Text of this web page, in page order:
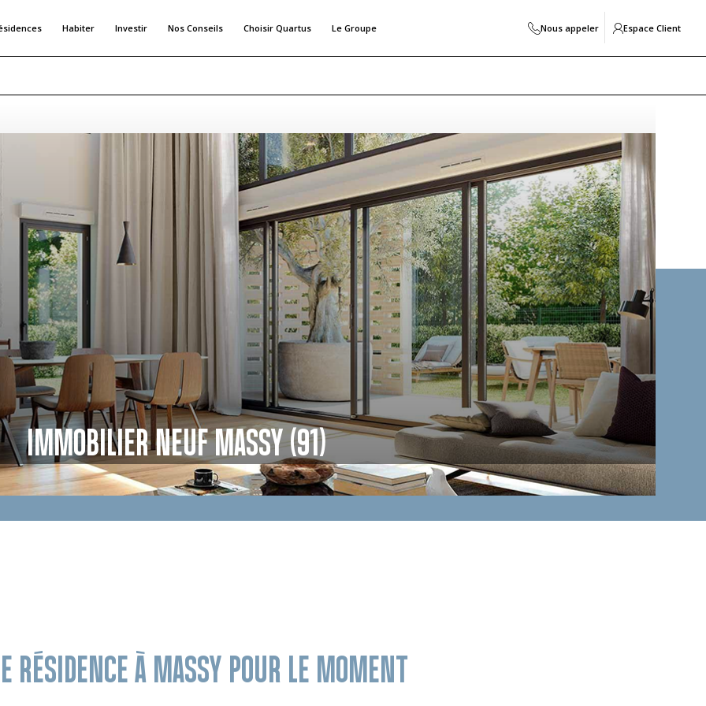
Habiter Investir Nos Conseils Choisir Quartus Le Groupe Nous appeler Espace Client
IMMOBILIER NEUF MASSY (91)
RÉSIDENCE À MASSY POUR LE MOMENT